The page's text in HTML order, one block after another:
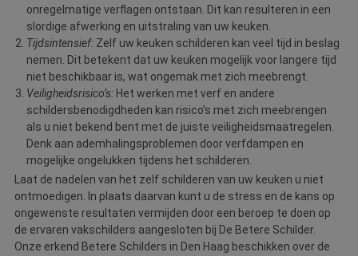
onregelmatige verflagen ontstaan. Dit kan resulteren in een
slordige afwerking en uitstraling van uw keuken.
Tijdsintensief: Zelf uw keuken schilderen kan veel tijd in beslag
nemen. Dit betekent dat uw keuken mogelijk voor langere tijd
niet beschikbaar is, wat ongemak met zich meebrengt.
Veiligheidsrisico’s: Het werken met verf en andere
schildersbenodigdheden kan risico’s met zich meebrengen
als u niet bekend bent met de juiste veiligheidsmaatregelen.
Denk aan ademhalingsproblemen door verfdampen en
mogelijke ongelukken tijdens het schilderen.
Laat de nadelen van het zelf schilderen van uw keuken u niet
ontmoedigen. In plaats daarvan kunt u de stress en de kans op
ongewenste resultaten vermijden door een beroep te doen op
de ervaren vakschilders aangesloten bij De Betere Schilder.
Onze erkend Betere Schilders in Den Haag beschikken over de